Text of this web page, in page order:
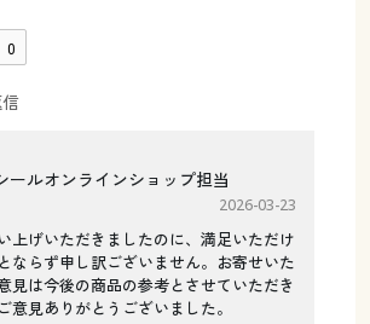
0
ールオンラインショップ担当
2026-03-23
上げいただきましたのに、満足いただけ
ならず申し訳ございません。お寄せいた
見は今後の商品の参考とさせていただき
意見ありがとうございました。